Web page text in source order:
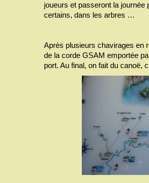
joueurs et passeront la journée
certains, dans les arbres …
Après plusieurs chavirages en
de la corde GSAM emportée
port. Au final, on fait du canoë,